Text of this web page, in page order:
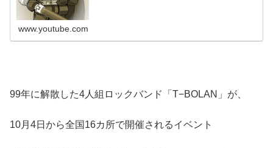
www.youtube.com
99年に解散した4人組ロックバンド「T−BOLAN」が、
10月4日から全国16カ所で開催されるイベント